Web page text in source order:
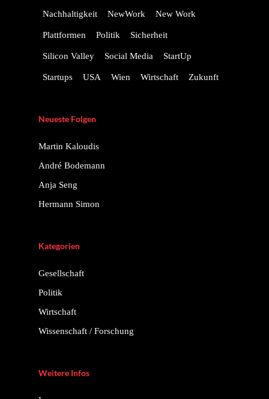
Nachhaltigkeit NewWork New Work
Plattformen Politik Sicherheit
Silicon Valley Social Media StartUp
Startups USA Wien Wirtschaft Zukunft
Neueste Folgen
Martin Kaloudis
André Bodemann
Anja Seng
Hermann Simon
Kategorien
Gesellschaft
Politik
Wirtschaft
Wissenschaft / Forschung
Weitere Infos